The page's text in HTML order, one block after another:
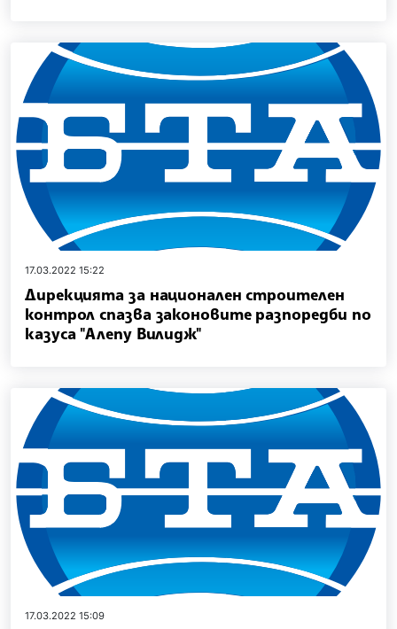
17.03.2022 15:22
Дирекцията за национален строителен
контрол спазва законовите разпоредби по
казуса "Алепу Вилидж"
17.03.2022 15:09